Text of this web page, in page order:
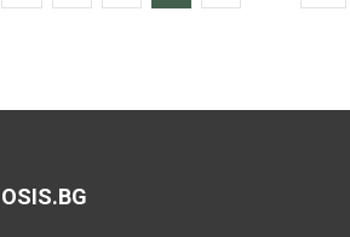
OSIS.BG